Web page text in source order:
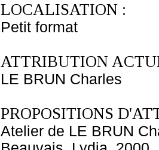
LOCALISATION :
Petit format
ATTRIBUTION
LE BRUN Charles
PROPOSITIONS
Atelier de LE BRUN